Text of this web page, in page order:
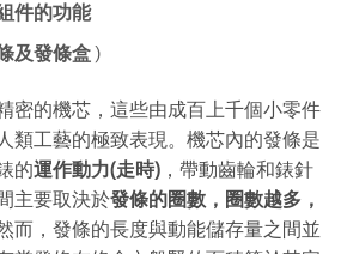
件的功能
及發條盒)
密的機芯，這些由成百上千個小零件
類工藝的極致表現。機芯內的發條是
的運作動力(走時) ，帶動齒輪和錶針
主要取決於發條的圈數，圈數越多，
而，發條的長度與動能儲存量之間並